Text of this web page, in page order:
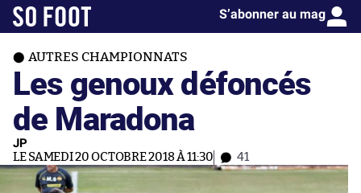
S’abonner au mag
AUTRES CHAMPIONNATS
Les genoux défoncés
de Maradona
JP
LE SAMEDI 20 OCTOBRE 2018 À 11:30 41